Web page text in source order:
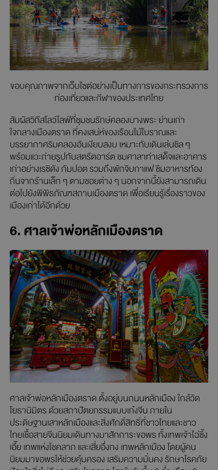
ขอบคุณภาพจากเว็บไซต์อย่างเป็นทางการของกระทรวงการ
ท่องเที่ยวและกีฬาของประเทศไทย
สัมผัสวิถีสโลว์ไลฟ์ที่ชุมชนรักษ์คลองบางพระ ย่านเก่า
ใจกลางเมืองตราด ที่คงเสน่ห์ของเรือนไม้โบราณและ
บรรยากาศริมคลองอันเงียบสงบ เหมาะกับเดินเล่นชิล ๆ
พร้อมแวะถ่ายรูปกับสตรีตอาร์ต ชมศาลาท่าเสด็จและอาคาร
เก่าอย่างเรซิดัง กัมปอต รวมถึงพักจิบกาแฟ ชิมอาหารท้อง
ถิ่นจากร้านเล็ก ๆ ตามซอยต่าง ๆ นอกจากนี้ยังสามารถเดิน
ต่อไปยังพิพิธภัณฑสถานเมืองตราด เพื่อเรียนรู้เรื่องราวของ
เมืองเก่าได้อีกด้วย
6. ศาลเจ้าพ่อหลักเมืองตราด
ศาลเจ้าพ่อหลักเมืองตราด ตั้งอยู่บนถนนหลักเมือง ใกล้วัด
โยธานิมิตร ด้วยสถาปัตยกรรมแบบเก๋งจีน ภายใน
ประดิษฐานเสาหลักเมืองและสิ่งศักดิ์สิทธิ์ที่ชาวไทยและชาว
ไทยเชื้อสายจีนนิยมเดินทางมาสักการะขอพร ทั้งเทพเจ้าไฉ่ซิ้ง
เอี๊ย เทพแห่งโชคลาภ และเสี่ยอึ่งกง เทพหลักเมือง โดยผู้คน
นิยมมาขอพรให้ช่วยคุ้มครอง เสริมความมั่นคง รักษาโรคภัย